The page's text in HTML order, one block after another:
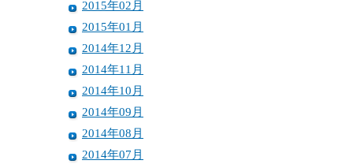
2015年02月
2015年01月
2014年12月
2014年11月
2014年10月
2014年09月
2014年08月
2014年07月